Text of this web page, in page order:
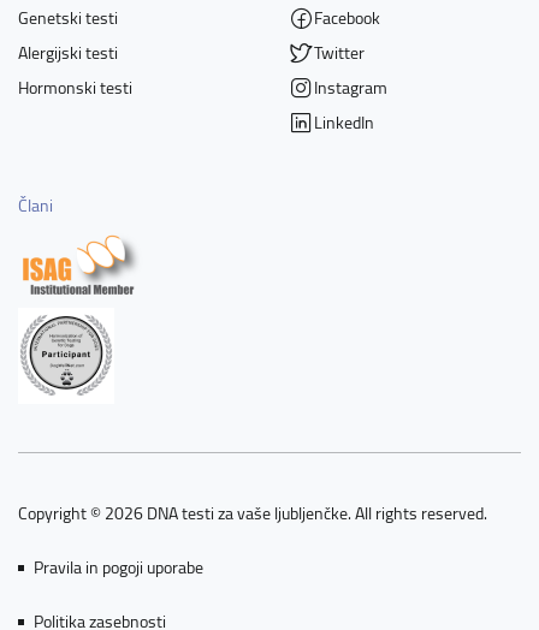
Genetski testi
Alergijski testi
Hormonski testi
Facebook
Twitter
Instagram
LinkedIn
Člani
Copyright © 2026 DNA testi za vaše ljubljenčke. All rights reserved.
Pravila in pogoji uporabe
Politika zasebnosti